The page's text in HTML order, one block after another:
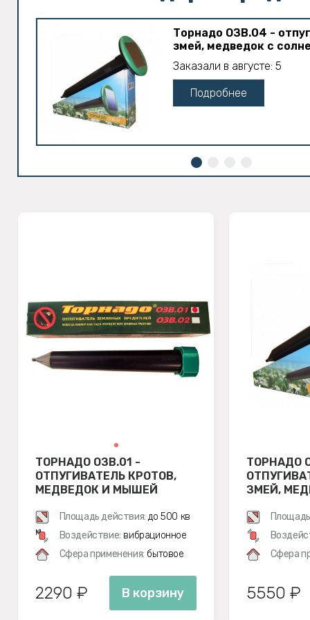
Торнадо ОЗВ.04 -
змей, медведок с
Заказали в августе: 5
Подробнее
ТОРНАДО ОЗВ.01 -
ОТПУГИВАТЕЛЬ КРОТОВ,
МЕДВЕДОК И МЫШЕЙ
Площадь действия: до 500 кв
м
Воздействие: вибрационное
Сфера применения: бытовое
2290 ₽ В корзину
ТОРНАДО
ЗМЕЙ,
Сфера
5550 ₽